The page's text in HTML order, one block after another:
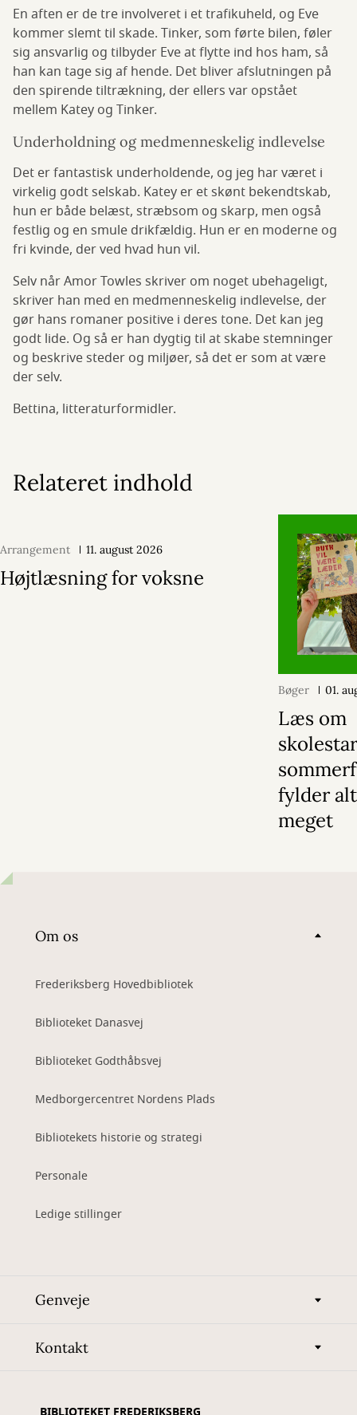
En aften er de tre involveret i et trafikuheld, og Eve
kommer slemt til skade. Tinker, som førte bilen, føler
sig ansvarlig og tilbyder Eve at flytte ind hos ham, så
han kan tage sig af hende. Det bliver afslutningen på
den spirende tiltrækning, der ellers var opstået
mellem Katey og Tinker.
Underholdning og medmenneskelig indlevelse
Det er fantastisk underholdende, og jeg har været i
virkelig godt selskab. Katey er et skønt bekendtskab,
hun er både belæst, stræbsom og skarp, men også
festlig og en smule drikfældig. Hun er en moderne og
fri kvinde, der ved hvad hun vil.
Selv når Amor Towles skriver om noget ubehageligt,
skriver han med en medmenneskelig indlevelse, der
gør hans romaner positive i deres tone. Det kan jeg
godt lide. Og så er han dygtig til at skabe stemninger
og beskrive steder og miljøer, så det er som at være
der selv.
Bettina, litteraturformidler.
Relateret indhold
Arrangement 11. august 2026
Højtlæsning for voksne
Bøger 01.
Læs om
fylder
meget
Om os
Frederiksberg Hovedbibliotek
Biblioteket Danasvej
Biblioteket Godthåbsvej
Medborgercentret Nordens Plads
Bibliotekets historie og strategi
Personale
Ledige stillinger
Genveje
Kontakt